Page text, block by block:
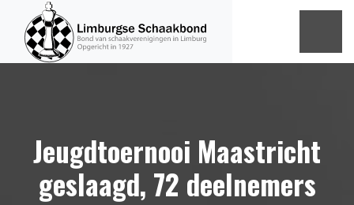
Jeugdtoernooi Maastricht
geslaagd, 72 deelnemers